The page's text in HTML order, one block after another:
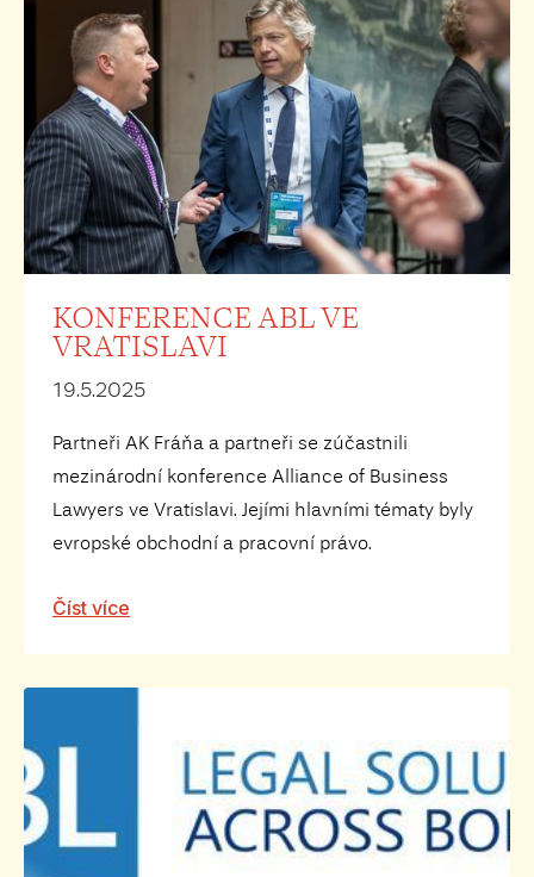
KONFERENCE ABL VE
VRATISLAVI
19.5.2025
Partneři AK Fráňa a partneři se zúčastnili
mezinárodní konference Alliance of Business
Lawyers ve Vratislavi. Jejími hlavními tématy byly
evropské obchodní a pracovní právo.
Číst více